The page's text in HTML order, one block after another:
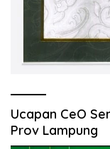
Ucapan CeO
Prov Lampung